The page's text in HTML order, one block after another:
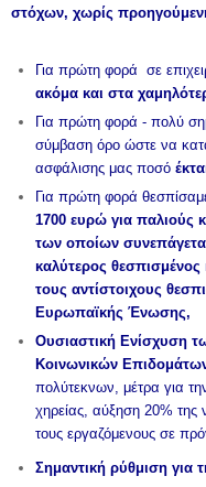
στόχων, χωρίς
Για πρώτη φορά σε
ακόμα και στα
Για πρώτη φορά - πολύ
σύμβαση όρο ώστε να
ασφάλισης μας ποσό
Για πρώτη φορά
1700 ευρώ για παλιούς
των οποίων
καλύτερος
τους αντίστοιχους
Ευρωπαϊκής Ένωσης,
Ουσιαστική Ενίσχυση
Κοινωνικών
πολύτεκνων, μέτρα για
χηρείας, αύξηση 20% της
τους εργαζόμενους σε
Σημαντική ρύθμιση για